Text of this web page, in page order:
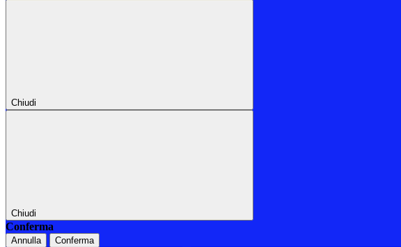
Chiudi
Chiudi
Conferma
Annulla Conferma